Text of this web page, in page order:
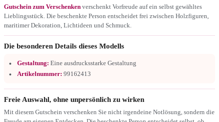
Gutschein zum Verschenken verschenkt Vorfreude auf ein selbst gewähltes
Lieblingsstück. Die beschenkte Person entscheidet frei zwischen Holzfiguren,
maritimer Dekoration, Lichtideen und Schmuck.
Die besonderen Details dieses Modells
Gestaltung: Eine ausdrucksstarke Gestaltung
Artikelnummer: 99162413
Freie Auswahl, ohne unpersönlich zu wirken
Mit diesem Gutschein verschenken Sie nicht irgendeine Notlösung, sondern die